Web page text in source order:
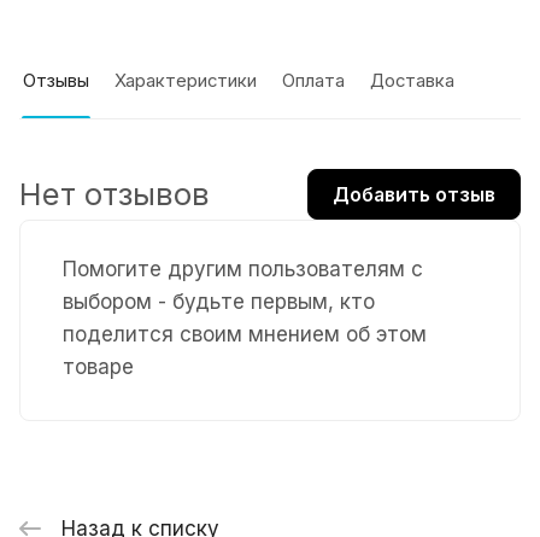
Отзывы Характеристики Оплата Доставка
Помогите другим пользователям с
выбором - будьте первым, кто
поделится своим мнением об этом
товаре
Нет отзывов Добавить отзыв
Назад к списку